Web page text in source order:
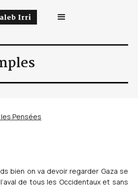
Pensées
bien on va devoir regarder Gaza se
de tous les Occidentaux et sans